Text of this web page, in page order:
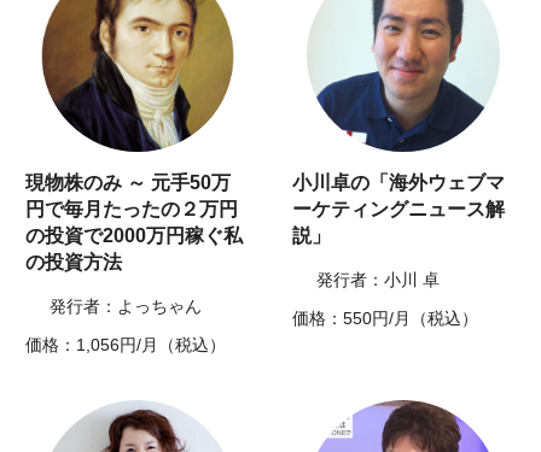
現物株のみ ～ 元手50万
円で毎月たったの２万円
の投資で2000万円稼ぐ私
の投資方法
発行者：よっちゃん
価格：1,056円/月（税込）
小川卓の「海外ウェブマ
ーケティングニュース解
説」
発行者：小川 卓
価格：550円/月（税込）